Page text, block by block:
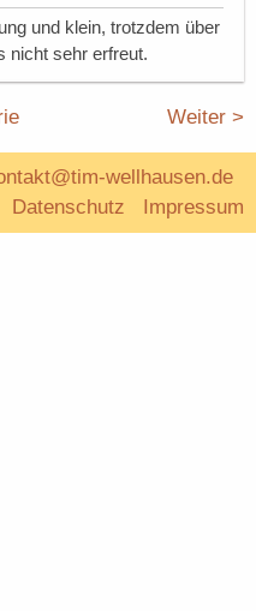
und klein, trotzdem über
nicht sehr erfreut.
Weiter >
wellhausen.de
Datenschutz
Impressum